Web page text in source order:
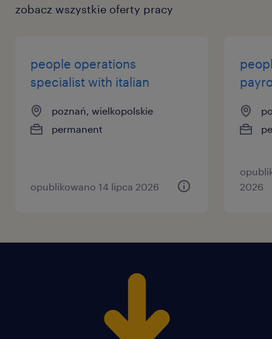
zobacz wszystkie oferty pracy
people operations
specialist with italian
poznań, wielkopolskie
permanent
opublikowano 14 lipca 2026
2026